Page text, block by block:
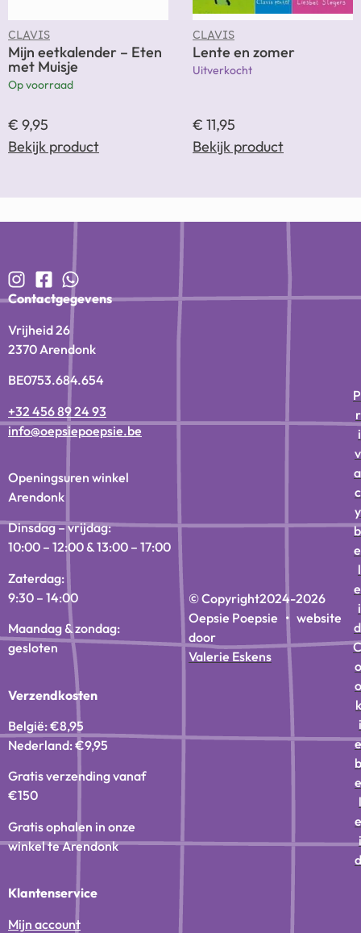
CLAVIS
Mijn eetkalender – Eten
met Muisje
Op voorraad
€ 9,95
Bekijk product
CLAVIS
Lente en zomer
Uitverkocht
€ 11,95
Bekijk product
Contactgegevens
Vrijheid 26
2370 Arendonk
BE0753.684.654
+32 456 89 24 93
info@oepsiepoepsie.be
Openingsuren winkel
Arendonk
Dinsdag – vrijdag:
10:00 – 12:00 & 13:00 – 17:00
Zaterdag:
9:30 – 14:00
Maandag & zondag:
gesloten
Verzendkosten
België: €8,95
Nederland: €9,95
Gratis verzending vanaf
€150
Gratis ophalen in onze
winkel te Arendonk
Klantenservice
Mijn account
© Copyright2024-2026
Oepsie Poepsie • website
door
Valerie Eskens
P
r
i
v
a
c
y
b
e
l
e
i
d
C
o
o
k
i
e
b
e
l
e
i
d